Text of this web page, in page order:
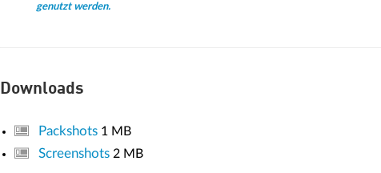
genutzt werden.
Downloads
Packshots 1 MB
Screenshots 2 MB